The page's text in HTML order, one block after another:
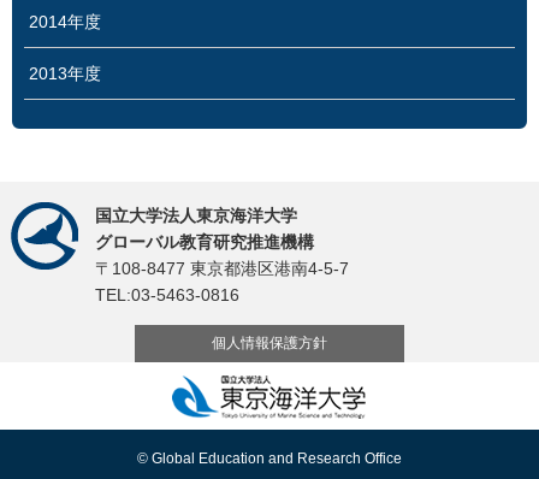
2014年度
2013年度
国立大学法人東京海洋大学
グローバル教育研究推進機構
〒108-8477 東京都港区港南4-5-7
TEL:03-5463-0816
個人情報保護方針
© Global Education and Research Office